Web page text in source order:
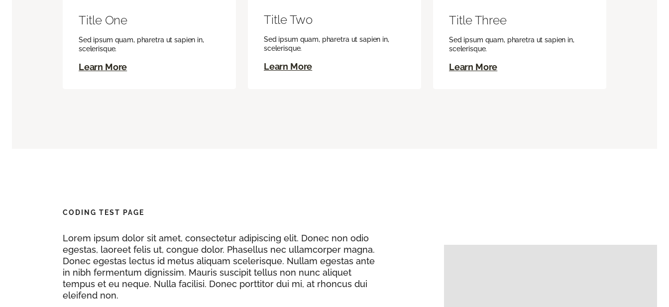
Title One
Sed ipsum quam, pharetra ut sapien in,
scelerisque.
Learn More
Title Two
Sed ipsum quam, pharetra ut sapien in,
scelerisque.
Learn More
Title Three
Sed ipsum quam, pharetra ut sapien in,
scelerisque.
Learn More
CODING TEST PAGE
Lorem ipsum dolor sit amet, consectetur adipiscing elit. Donec non odio
egestas, laoreet felis ut, congue dolor. Phasellus nec ullamcorper magna.
Donec egestas lectus id metus aliquam scelerisque. Nullam egestas ante
in nibh fermentum dignissim. Mauris suscipit tellus non nunc aliquet
tempus et eu neque. Nulla facilisi. Donec porttitor dui mi, at rhoncus dui
eleifend non.